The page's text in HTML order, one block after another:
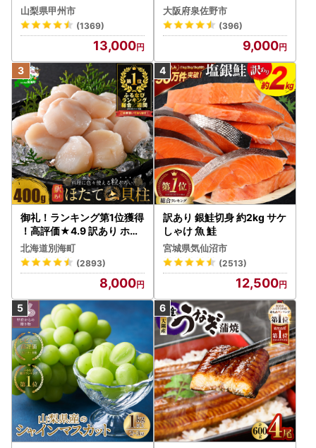
カット 約1.3kg 2～3房【2
026年発送】（MG）B12-
472 FN-Limited-VO シャ
インマスカット フルーツ
山梨県甲州市
(1369)
13,000
大阪府泉佐野市
(396)
9,000
御礼！ランキング第1位獲得
！高評価★4.9 訳あり ホタ
テ 400g（ほたて 帆立 貝柱
冷凍 ）
北海道別海町
(2893)
8,000
訳あり 銀鮭切身 約2kg サケ
しゃけ 魚 鮭
宮城県気仙沼市
(2513)
12,500